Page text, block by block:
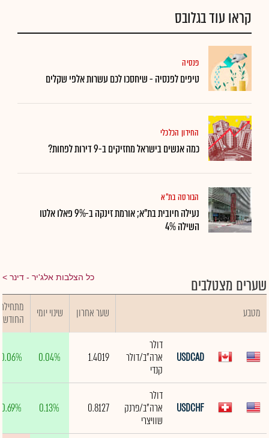
קראו עוד בגלובס
פנסיה
טיפים לפנסיה - שיחסכו לכם עשרות אלפי שקלים
החידון הכלכלי
כמה אנשים בישראל מחזיקים ב-9 דירות לפחות?
הבורסה בת"א
נעילה חיובית בת"א; אורמת זינקה ב-9% פאלו אלטו
השילה 4%
שערים מצטלבים כל הצלבות אלג'יר - דינר
מטבע שער אחרון שינוי יומי
החודש
USDCAD
דולר
ארה"ב/דולר
קנדי
1.4019
0.04%
0.06%
USDCHF
דולר
ארה"ב/פרנק
שוויצרי
0.8127
0.13%
0.69%